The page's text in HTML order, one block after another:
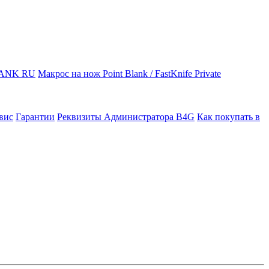
RU Макрос на нож Point Blank / FastKnife Private
Гарантии Реквизиты Администратора B4G Как покупать в